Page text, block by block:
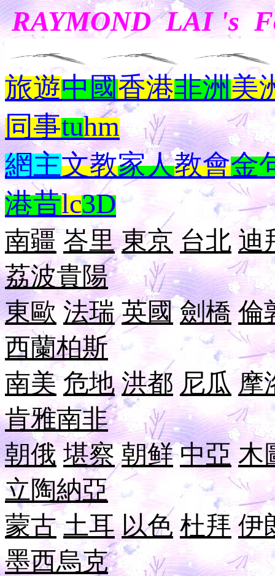
RAYMOND LAI 's
旅遊中國香港非洲美
同事tuhm
網主文教家人教會金
港昔lc3D
南疆 峇里 東京 台北 迪
荔波貴陽
東歐 法瑞 英國 劍橋 倫
西蘭柏斯
南美 危地 洪都 尼瓜 摩
肯雅南非
朝俄 堪察 朝鲜 中亞 木
立陶納亞
蒙古 土耳 以色 杜拜 伊
墨西烏克